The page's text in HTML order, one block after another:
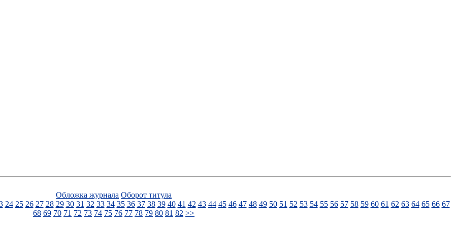
Обложка журнала Оборот титула
24 25 26 27 28 29 30 31 32 33 34 35 36 37 38 39 40 41 42 43 44 45 46 47 48 49 50 51 52 53 54 55 56 57 58 59 60 61 62 63 64 65 66 67
68 69 70 71 72 73 74 75 76 77 78 79 80 81 82 >>